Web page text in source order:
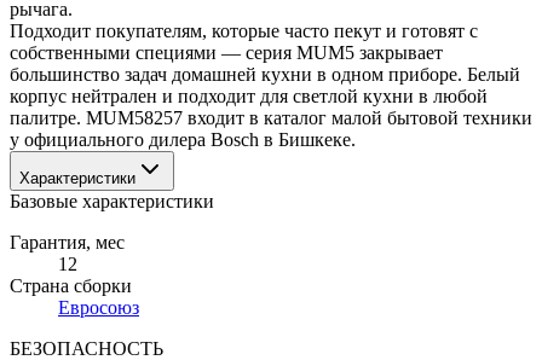
рычага.
Подходит покупателям, которые часто пекут и готовят с
собственными специями — серия MUM5 закрывает
большинство задач домашней кухни в одном приборе. Белый
корпус нейтрален и подходит для светлой кухни в любой
палитре. MUM58257 входит в каталог малой бытовой техники
у официального дилера Bosch в Бишкеке.
Характеристики
Базовые характеристики
Гарантия, мес
12
Страна сборки
Евросоюз
БЕЗОПАСНОСТЬ